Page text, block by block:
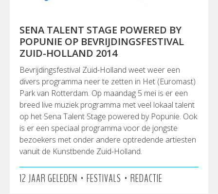
SENA TALENT STAGE POWERED BY
POPUNIE OP BEVRIJDINGSFESTIVAL
ZUID-HOLLAND 2014
Bevrijdingsfestival Zuid-Holland weet weer een
divers programma neer te zetten in Het (Euromast)
Park van Rotterdam. Op maandag 5 mei is er een
breed live muziek programma met veel lokaal talent
op het Sena Talent Stage powered by Popunie. Ook
is er een speciaal programma voor de jongste
bezoekers met onder andere optredende artiesten
vanuit de Kunstbende Zuid-Holland.
12 JAAR GELEDEN • FESTIVALS • REDACTIE